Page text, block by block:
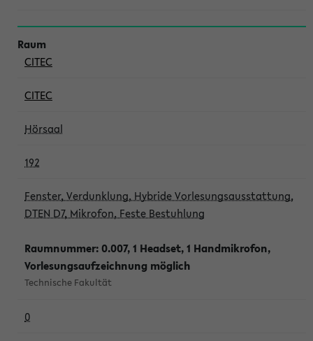
CITEC
CITEC
Hörsaal
192
Fenster, Verdunklung, Hybride Vorlesungsausstattung,
DTEN D7, Mikrofon, Feste Bestuhlung
Raumnummer: 0.007, 1 Headset, 1 Handmikrofon,
Vorlesungsaufzeichnung möglich
Technische Fakultät
0